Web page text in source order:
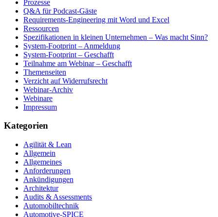
Prozesse
Q&A für Podcast-Gäste
Requirements-Engineering mit Word und Excel
Ressourcen
Spezifikationen in kleinen Unternehmen – Was macht Sinn?
System-Footprint – Anmeldung
System-Footprint – Geschafft
Teilnahme am Webinar – Geschafft
Themenseiten
Verzicht auf Widerrufsrecht
Webinar-Archiv
Webinare
Impressum
Kategorien
Agilität & Lean
Allgemein
Allgemeines
Anforderungen
Ankündigungen
Architektur
Audits & Assessments
Automobiltechnik
Automotive-SPICE